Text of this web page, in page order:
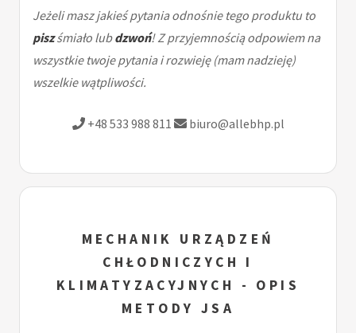
Jeżeli masz jakieś pytania odnośnie tego produktu to
piszśmiało lubdzwoń! Z przyjemnością odpowiem na
wszystkie twoje pytania i rozwieję (mam nadzieję)
wszelkie wątpliwości.
+48 533 988 811 biuro@allebhp.pl
MECHANIK URZĄDZEŃ
CHŁODNICZYCH I
KLIMATYZACYJNYCH - OPIS
METODY JSA